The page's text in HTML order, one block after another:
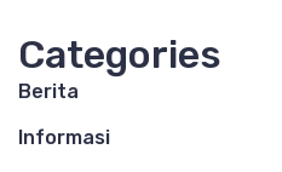
Categories
Berita
Informasi